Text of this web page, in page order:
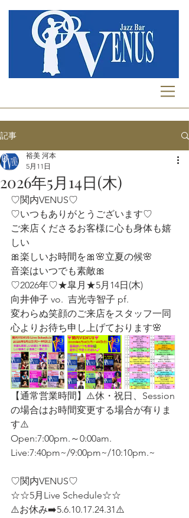
記事
2026年5月14日(木)
裕美 河本
5月11日
♡関内VENUS♡
♡いつもありがとうございます♡
ご来店くださるお客様に心も身体も嬉
しい
🎀楽しいお時間を🎀🌸立夏の候🌸
音楽はいつでも素敵🎀
♡2026年♡★皐月★5月14日(木)
向井伸子 vo.  吉光寺智子 pf.
変わらぬ笑顔のご来店をスタッフ一同
心よりお待ち申し上げております🌸
【通常営業時間】⚠️休・祝日、Session
の場合はお時間変更する場合が有りま
す⚠️
Open:7:00pm.～0:00am.
Live:7:40pm~/9:00pm~/10:10pm.~
♡関内VENUS♡
☆☆5月Live Schedule☆☆
⚠️お休み➡️5.6.10.17.24.31⚠️